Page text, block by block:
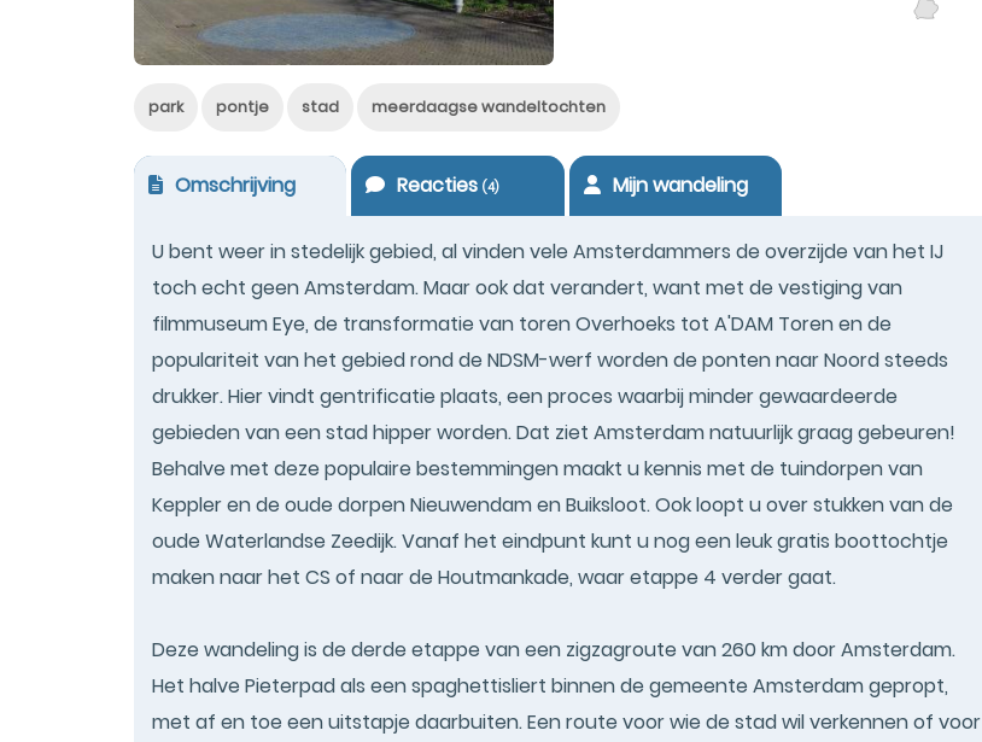
park pontje stad meerdaagse wandeltochten
Omschrijving Reacties(4) Mijn wandeling
U bent weer in stedelijk gebied, al vinden vele Amsterdammers de overzijde van het IJ
toch echt geen Amsterdam. Maar ook dat verandert, want met de vestiging van
filmmuseum Eye, de transformatie van toren Overhoeks tot A'DAM Toren en de
populariteit van het gebied rond de NDSM-werf worden de ponten naar Noord steeds
drukker. Hier vindt gentrificatie plaats, een proces waarbij minder gewaardeerde
gebieden van een stad hipper worden. Dat ziet Amsterdam natuurlijk graag gebeuren!
Behalve met deze populaire bestemmingen maakt u kennis met de tuindorpen van
Keppler en de oude dorpen Nieuwendam en Buiksloot. Ook loopt u over stukken van de
oude Waterlandse Zeedijk. Vanaf het eindpunt kunt u nog een leuk gratis boottochtje
maken naar het CS of naar de Houtmankade, waar etappe 4 verder gaat.
Deze wandeling is de derde etappe van een zigzagroute van 260 km door Amsterdam.
Het halve Pieterpad als een spaghettisliert binnen de gemeente Amsterdam gepropt,
met af en toe een uitstapje daarbuiten. Een route voor wie de stad wil verkennen of voor